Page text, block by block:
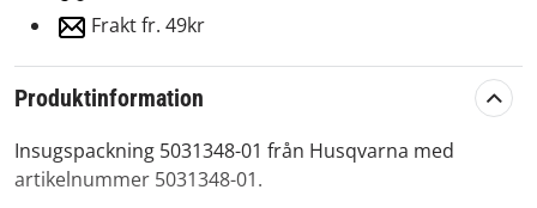
Frakt fr. 49kr
Produktinformation
Insugspackning 5031348-01 från Husqvarna med
artikelnummer 5031348-01.